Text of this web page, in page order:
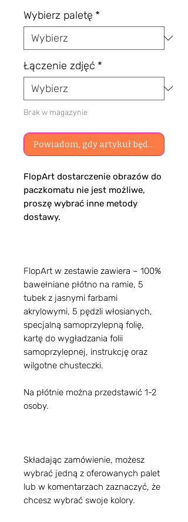
Wybierz paletę *
Łączenie zdjęć *
Brak w magazynie
Powiadom, gdy artykuł będzie
FlopArt dostarczenie obrazów do
paczkomatu nie jest możliwe,
proszę wybrać inne metody
dostawy.
FlopArt w zestawie zawiera – 100%
bawełniane płótno na ramie, 5
tubek z jasnymi farbami
akrylowymi, 5 pędzli włosianych,
specjalną samoprzylepną folię,
kartę do wygładzania folii
samoprzylepnej, instrukcję oraz
wilgotne chusteczki.
Na płótnie można przedstawić 1-2
osoby.
Składając zamówienie, możesz
wybrać jedną z oferowanych palet
lub w komentarzach zaznaczyć, że
chcesz wybrać swoje kolory.